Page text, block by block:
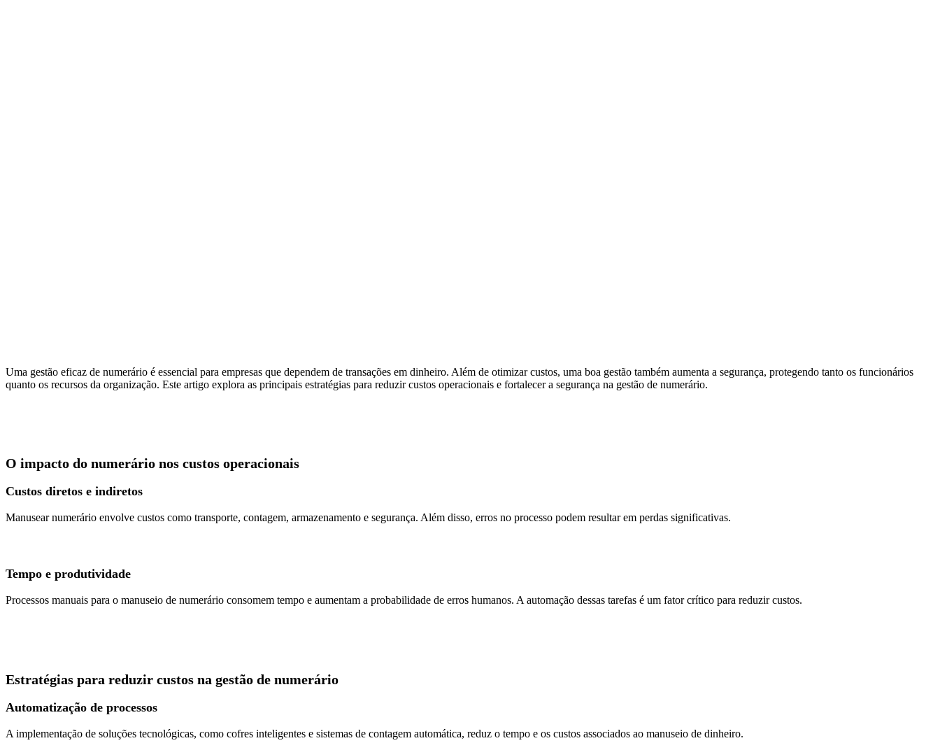
Uma gestão eficaz de numerário é essencial para empresas que dependem de transações em dinheiro. Além de otimizar custos, uma boa gestão também aumenta a segurança, protegendo tanto os funcionários
quanto os recursos da organização. Este artigo explora as principais estratégias para reduzir custos operacionais e fortalecer a segurança na gestão de numerário.
O impacto do numerário nos custos operacionais
Custos diretos e indiretos
Manusear numerário envolve custos como transporte, contagem, armazenamento e segurança. Além disso, erros no processo podem resultar em perdas significativas.
Tempo e produtividade
Processos manuais para o manuseio de numerário consomem tempo e aumentam a probabilidade de erros humanos. A automação dessas tarefas é um fator crítico para reduzir custos.
Estratégias para reduzir custos na gestão de numerário
Automatização de processos
A implementação de soluções tecnológicas, como cofres inteligentes e sistemas de contagem automática, reduz o tempo e os custos associados ao manuseio de dinheiro.